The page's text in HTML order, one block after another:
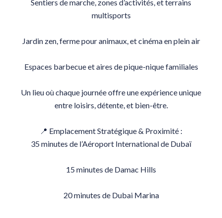
Sentiers de marche, zones d’activités, et terrains
multisports
Jardin zen, ferme pour animaux, et cinéma en plein air
Espaces barbecue et aires de pique-nique familiales
Un lieu où chaque journée offre une expérience unique
entre loisirs, détente, et bien-être.
📍 Emplacement Stratégique & Proximité :
35 minutes de l’Aéroport International de Dubaï
15 minutes de Damac Hills
20 minutes de Dubai Marina